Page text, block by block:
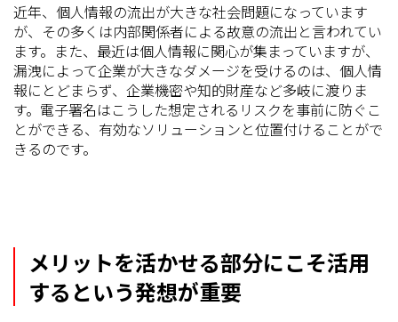
近年、個人情報の流出が大きな社会問題になっています
が、その多くは内部関係者による故意の流出と言われてい
ます。また、最近は個人情報に関心が集まっていますが、
漏洩によって企業が大きなダメージを受けるのは、個人情
報にとどまらず、企業機密や知的財産など多岐に渡りま
す。電子署名はこうした想定されるリスクを事前に防ぐこ
とができる、有効なソリューションと位置付けることがで
きるのです。
メリットを活かせる部分にこそ活用
するという発想が重要